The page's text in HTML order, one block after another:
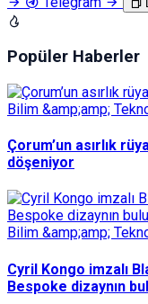
Popüler Haberler
Bilim &amp;amp;
Çorum’un asırlık
döşeniyor
Bilim &amp;amp;
Cyril Kongo imzalı
Bespoke dizaynın